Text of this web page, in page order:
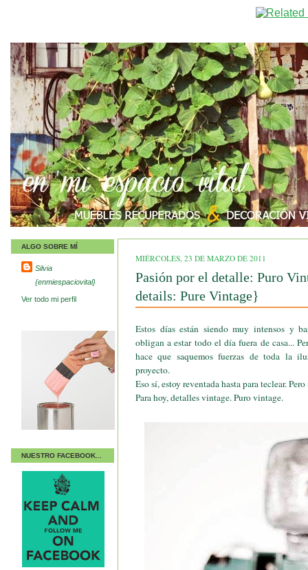
ALGO SOBRE MÍ
Silvia
{enmiespaciovital}
Ver todo mi perfil
NUESTRO FACEBOOK...
MIÉRCOLES, 23 DE MARZO DE 2011
Pasión por el detalle: Puro
details: Pure Vintage}
Estos días están siendo muy intensos y
obligan a estar todo el día fuera de casa...
hace que saquemos fuerzas de toda la
proyecto.
Eso sí, estoy reventada hasta para teclear.
Para hoy, detalles vintage. Puro vintage.